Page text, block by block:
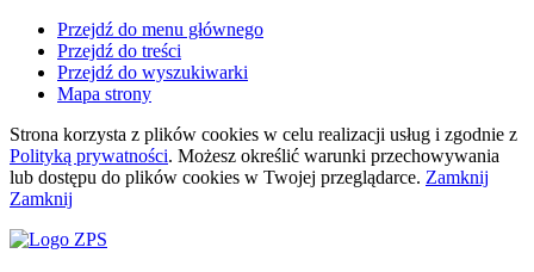
Przejdź do menu głównego
Przejdź do treści
Przejdź do wyszukiwarki
Mapa strony
Strona korzysta z plików cookies w celu realizacji usług i zgodnie z
Polityką prywatności. Możesz określić warunki przechowywania
lub dostępu do plików cookies w Twojej przeglądarce. Zamknij
Zamknij